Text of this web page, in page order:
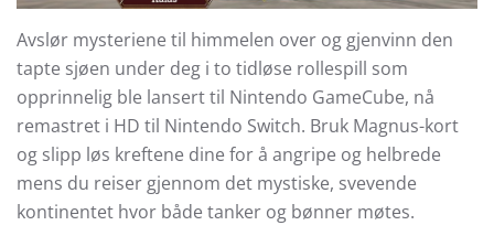
Avslør mysteriene til himmelen over og gjenvinn den
tapte sjøen under deg i to tidløse rollespill som
opprinnelig ble lansert til Nintendo GameCube, nå
remastret i HD til Nintendo Switch. Bruk Magnus-kort
og slipp løs kreftene dine for å angripe og helbrede
mens du reiser gjennom det mystiske, svevende
kontinentet hvor både tanker og bønner møtes.